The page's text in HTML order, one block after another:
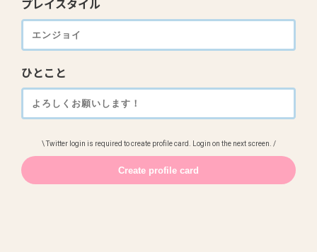
プレイスタイル
ひとこと
\ Twitter login is required to create profile card. Login on the next screen. /